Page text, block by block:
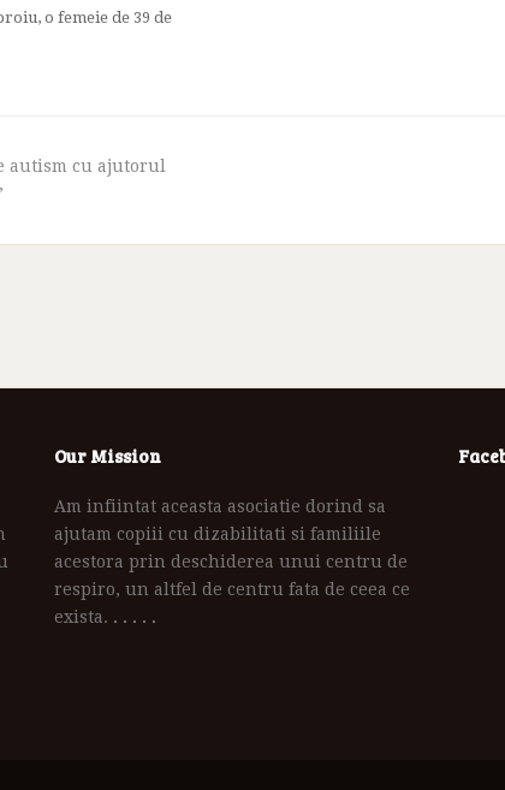
o femeie de 39 de
autism cu ajutorul
Our Mission
Am infiintat aceasta asociatie dorind sa
ajutam copiii cu dizabilitati si familiile
acestora prin deschiderea unui centru de
respiro, un altfel de centru fata de ceea ce
exista. . . . . .